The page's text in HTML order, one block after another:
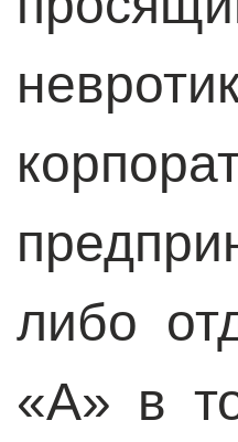
либо
«А» в